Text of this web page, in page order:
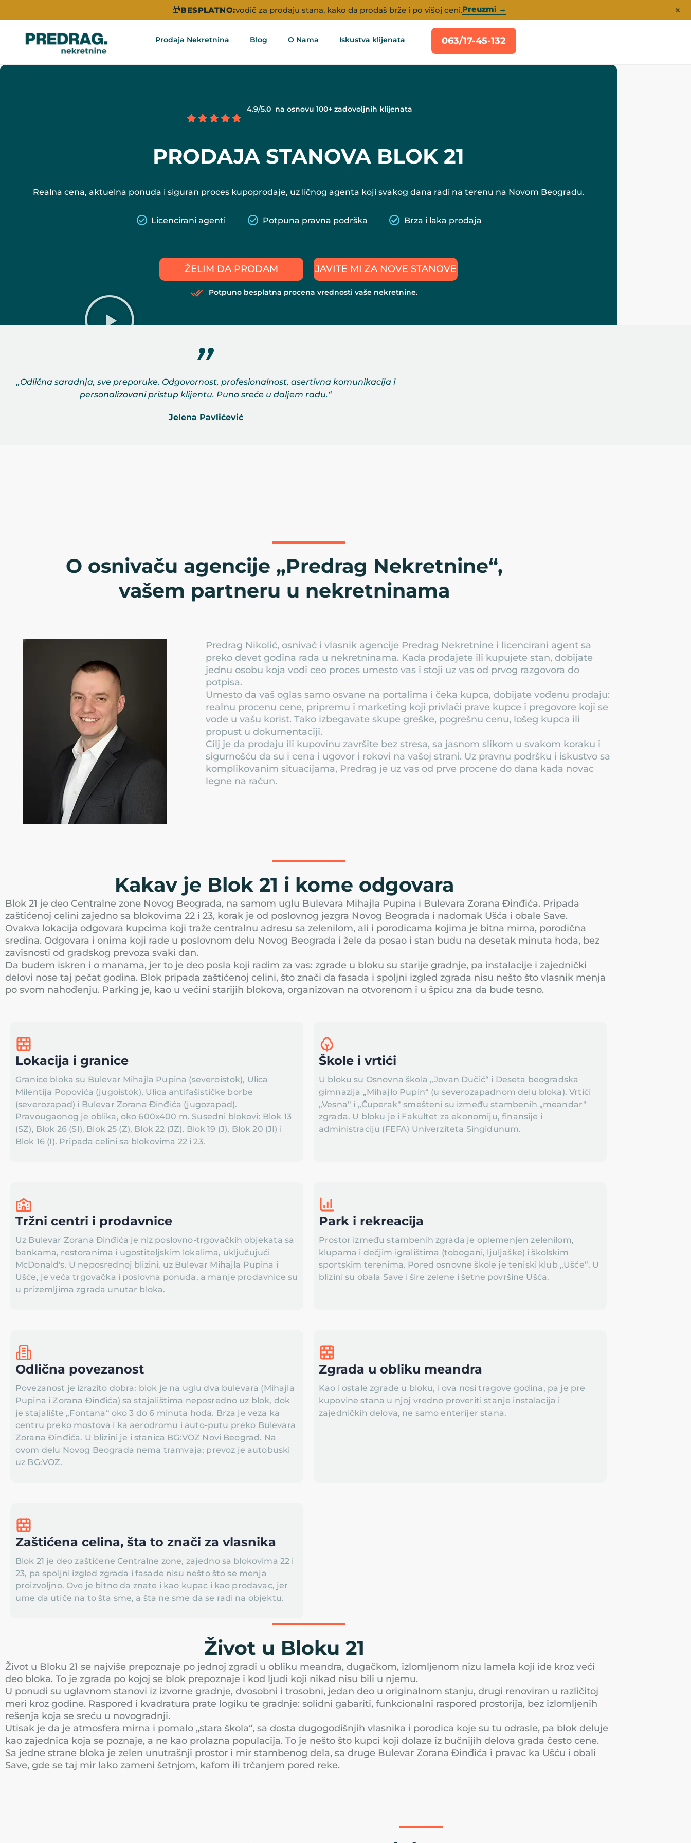
🎁BESPLATNO:vodič za prodaju stana, kako da prodaš brže i po višoj ceni.Preuzmi → ×
Prodaja Nekretnina Blog O Nama Iskustva klijenata 063/17-45-132
4.9/5.0 na osnovu 100+ zadovoljnih klijenata
PRODAJA STANOVA BLOK 21
Realna cena, aktuelna ponuda i siguran proces kupoprodaje, uz ličnog agenta koji svakog dana radi na terenu na Novom Beogradu.
Licencirani agenti Potpuna pravna podrška Brza i laka prodaja
ŽELIM DA PRODAM JAVITE MI ZA NOVE STANOVE
Potpuno besplatna procena vrednosti vaše nekretnine.
„Odlična saradnja, sve preporuke. Odgovornost, profesionalnost, asertivna komunikacija i
personalizovani pristup klijentu. Puno sreće u daljem radu.“
Jelena Pavlićević
O osnivaču agencije „Predrag Nekretnine“,
vašem partneru u nekretninama
Predrag Nikolić, osnivač i vlasnik agencije Predrag Nekretnine i licencirani agent sa
preko devet godina rada u nekretninama. Kada prodajete ili kupujete stan, dobijate
jednu osobu koja vodi ceo proces umesto vas i stoji uz vas od prvog razgovora do
potpisa.
Umesto da vaš oglas samo osvane na portalima i čeka kupca, dobijate vođenu prodaju:
realnu procenu cene, pripremu i marketing koji privlači prave kupce i pregovore koji se
vode u vašu korist. Tako izbegavate skupe greške, pogrešnu cenu, lošeg kupca ili
propust u dokumentaciji.
Cilj je da prodaju ili kupovinu završite bez stresa, sa jasnom slikom u svakom koraku i
sigurnošću da su i cena i ugovor i rokovi na vašoj strani. Uz pravnu podršku i iskustvo sa
komplikovanim situacijama, Predrag je uz vas od prve procene do dana kada novac
legne na račun.
Kakav je Blok 21 i kome odgovara
Blok 21 je deo Centralne zone Novog Beograda, na samom uglu Bulevara Mihajla Pupina i Bulevara Zorana Đinđića. Pripada
zaštićenoj celini zajedno sa blokovima 22 i 23, korak je od poslovnog jezgra Novog Beograda i nadomak Ušća i obale Save.
Ovakva lokacija odgovara kupcima koji traže centralnu adresu sa zelenilom, ali i porodicama kojima je bitna mirna, porodična
sredina. Odgovara i onima koji rade u poslovnom delu Novog Beograda i žele da posao i stan budu na desetak minuta hoda, bez
zavisnosti od gradskog prevoza svaki dan.
Da budem iskren i o manama, jer to je deo posla koji radim za vas: zgrade u bloku su starije gradnje, pa instalacije i zajednički
delovi nose taj pečat godina. Blok pripada zaštićenoj celini, što znači da fasada i spoljni izgled zgrada nisu nešto što vlasnik menja
po svom nahođenju. Parking je, kao u većini starijih blokova, organizovan na otvorenom i u špicu zna da bude tesno.
Lokacija i granice
Granice bloka su Bulevar Mihajla Pupina (severoistok), Ulica
Milentija Popovića (jugoistok), Ulica antifašističke borbe
(severozapad) i Bulevar Zorana Đinđića (jugozapad).
Pravougaonog je oblika, oko 600x400 m. Susedni blokovi: Blok 13
(SZ), Blok 26 (SI), Blok 25 (Z), Blok 22 (JZ), Blok 19 (J), Blok 20 (JI) i
Blok 16 (I). Pripada celini sa blokovima 22 i 23.
Škole i vrtići
U bloku su Osnovna škola „Jovan Dučić“ i Deseta beogradska
gimnazija „Mihajlo Pupin“ (u severozapadnom delu bloka). Vrtići
„Vesna“ i „Čuperak“ smešteni su između stambenih „meandar“
zgrada. U bloku je i Fakultet za ekonomiju, finansije i
administraciju (FEFA) Univerziteta Singidunum.
Tržni centri i prodavnice
Uz Bulevar Zorana Đinđića je niz poslovno-trgovačkih objekata sa
bankama, restoranima i ugostiteljskim lokalima, uključujući
McDonald's. U neposrednoj blizini, uz Bulevar Mihajla Pupina i
Ušće, je veća trgovačka i poslovna ponuda, a manje prodavnice su
u prizemljima zgrada unutar bloka.
Park i rekreacija
Prostor između stambenih zgrada je oplemenjen zelenilom,
klupama i dečjim igralištima (tobogani, ljuljaške) i školskim
sportskim terenima. Pored osnovne škole je teniski klub „Ušće“. U
blizini su obala Save i šire zelene i šetne površine Ušća.
Odlična povezanost
Povezanost je izrazito dobra: blok je na uglu dva bulevara (Mihajla
Pupina i Zorana Đinđića) sa stajalištima neposredno uz blok, dok
je stajalište „Fontana“ oko 3 do 6 minuta hoda. Brza je veza ka
centru preko mostova i ka aerodromu i auto-putu preko Bulevara
Zorana Đinđića. U blizini je i stanica BG:VOZ Novi Beograd. Na
ovom delu Novog Beograda nema tramvaja; prevoz je autobuski
uz BG:VOZ.
Zgrada u obliku meandra
Kao i ostale zgrade u bloku, i ova nosi tragove godina, pa je pre
kupovine stana u njoj vredno proveriti stanje instalacija i
zajedničkih delova, ne samo enterijer stana.
Zaštićena celina, šta to znači za vlasnika
Blok 21 je deo zaštićene Centralne zone, zajedno sa blokovima 22 i
23, pa spoljni izgled zgrada i fasade nisu nešto što se menja
proizvoljno. Ovo je bitno da znate i kao kupac i kao prodavac, jer
ume da utiče na to šta sme, a šta ne sme da se radi na objektu.
Život u Bloku 21
Život u Bloku 21 se najviše prepoznaje po jednoj zgradi u obliku meandra, dugačkom, izlomljenom nizu lamela koji ide kroz veći
deo bloka. To je zgrada po kojoj se blok prepoznaje i kod ljudi koji nikad nisu bili u njemu.
U ponudi su uglavnom stanovi iz izvorne gradnje, dvosobni i trosobni, jedan deo u originalnom stanju, drugi renoviran u različitoj
meri kroz godine. Raspored i kvadratura prate logiku te gradnje: solidni gabariti, funkcionalni raspored prostorija, bez izlomljenih
rešenja koja se sreću u novogradnji.
Utisak je da je atmosfera mirna i pomalo „stara škola“, sa dosta dugogodišnjih vlasnika i porodica koje su tu odrasle, pa blok deluje
kao zajednica koja se poznaje, a ne kao prolazna populacija. To je nešto što kupci koji dolaze iz bučnijih delova grada često cene.
Sa jedne strane bloka je zelen unutrašnji prostor i mir stambenog dela, sa druge Bulevar Zorana Đinđića i pravac ka Ušću i obali
Save, gde se taj mir lako zameni šetnjom, kafom ili trčanjem pored reke.